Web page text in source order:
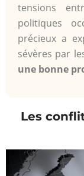
tensions
politiques
précieux a
sévères par
une bonne
Les